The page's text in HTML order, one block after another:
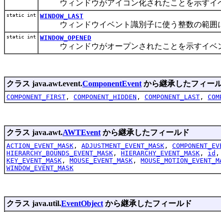
ウィンドウがアイコン化されたことを示すイ
static int WINDOW_LAST
ウィンドウイベント識別子に使う整数の範囲
static int WINDOW_OPENED
ウィンドウがオープンされたことを示すイベ
クラス java.awt.event.ComponentEvent から継承したフィー
COMPONENT_FIRST , COMPONENT_HIDDEN , COMPONENT_LAST ,
クラス java.awt.AWTEvent から継承したフィールド
ACTION_EVENT_MASK , ADJUSTMENT_EVENT_MASK ,
HIERARCHY_BOUNDS_EVENT_MASK , HIERARCHY_EVENT_MASK , id
KEY_EVENT_MASK , MOUSE_EVENT_MASK ,
WINDOW_EVENT_MASK
クラス java.util.EventObject から継承したフィールド